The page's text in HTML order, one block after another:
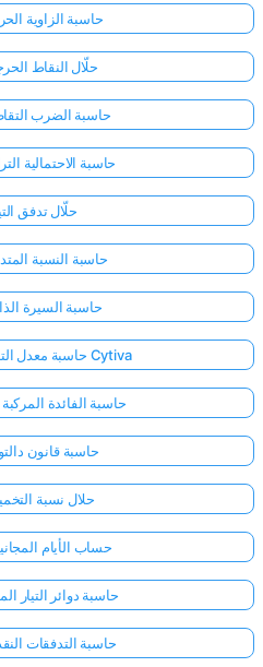
حاسبة الزاوية
حلّال النقاط
حاسبة الضرب
حاسبة الاحتمالية
حلّال تدفق
حاسبة النسبة
حاسبة السيرة
حاسبة معدل التدفق المجانية من Cytiva
حاسبة الفائدة المركبة
حاسبة قانون
حلال نسبة
حساب الأيام
حاسبة دوائر التيار
حاسبة التدفقات